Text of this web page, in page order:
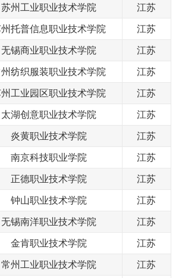
苏州工业职业技术学院
江苏
托普信息职业技术学院
江苏
无锡商业职业技术学院
江苏
纺织服装职业技术学院
江苏
工业园区职业技术学院
江苏
太湖创意职业技术学院
江苏
炎黄职业技术学院
江苏
南京科技职业学院
江苏
正德职业技术学院
江苏
钟山职业技术学院
江苏
无锡南洋职业技术学院
江苏
金肯职业技术学院
江苏
常州工业职业技术学院
江苏